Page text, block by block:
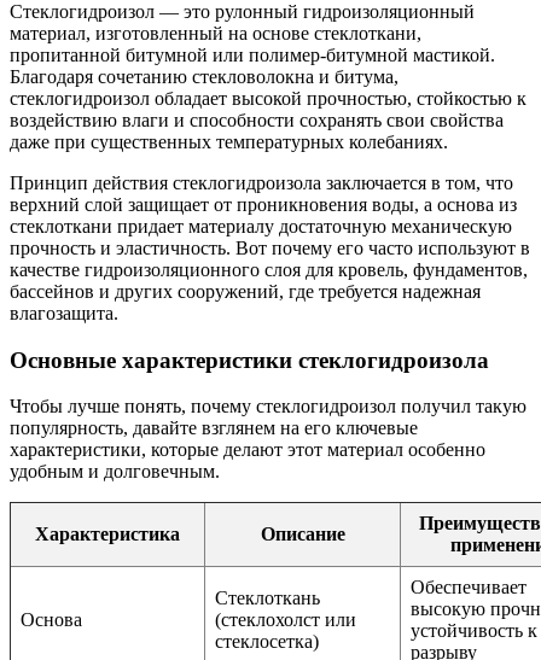
Стеклогидроизол — это рулонный гидроизоляционный
материал, изготовленный на основе стеклоткани,
пропитанной битумной или полимер-битумной мастикой.
Благодаря сочетанию стекловолокна и битума,
стеклогидроизол обладает высокой прочностью, стойкостью к
воздействию влаги и способности сохранять свои свойства
даже при существенных температурных колебаниях.
Принцип действия стеклогидроизола заключается в том, что
верхний слой защищает от проникновения воды, а основа из
стеклоткани придает материалу достаточную механическую
прочность и эластичность. Вот почему его часто используют в
качестве гидроизоляционного слоя для кровель, фундаментов,
бассейнов и других сооружений, где требуется надежная
влагозащита.
Основные характеристики стеклогидроизола
Чтобы лучше понять, почему стеклогидроизол получил такую
популярность, давайте взглянем на его ключевые
характеристики, которые делают этот материал особенно
удобным и долговечным.
Характеристика Описание
Основа
Стеклоткань
(стеклохолст или
стеклосетка)
Обеспечивает
высокую
устойчивость к
разрыву